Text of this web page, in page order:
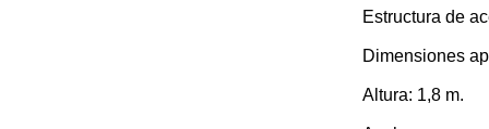
Estructura de
Dimensiones
Altura: 1,8 m.